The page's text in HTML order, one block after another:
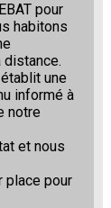
pour
habitons
distance.
une
informé à
notre
et nous
place pour